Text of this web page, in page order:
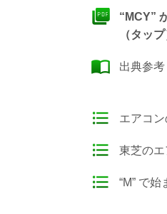
“MCY”
（タッ
出典参考
エアコ
東芝の
“M” で